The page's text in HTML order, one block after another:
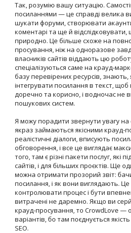
Так, розумію вашу ситуацію.
посиланнями — це справді велика
шукати форуми, створювати
коментарі та ще й відслідковувати,
природно. Це більше схоже на
просування, ніж на одноразове
власників сайтів віддають цю
спеціалізуються саме на крауд-
базу перевірених ресурсів,
інтегрувати посилання в текст,
доречно та корисно, і водночас не
пошукових систем.
Я можу порадити звернути увагу на
якраз займаються якісними крауд-
реалістичні діалоги, вписують
обговорення, і все це виглядає
того, там є різні пакети послуг, які
сайтів, і для більших проєктів. Ще
можна отримати прозорий звіт:
посилання, і як вони виглядають.
контролювати процес і бути
витрачені не даремно. Якщо ви
крауд-просування, то CrowdLove —
варіантів, бо там поєднується
SEO.